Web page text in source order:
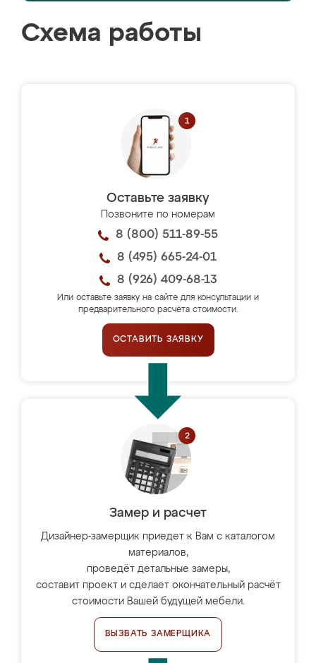
Схема работы
Оставьте заявку
Позвоните по номерам
8 (800) 511-89-55
8 (495) 665-24-01
8 (926) 409-68-13
Или оставьте заявку на сайте для консультации и
предварительного расчёта стоимости.
ОСТАВИТЬ ЗАЯВКУ
Замер и расчет
Дизайнер-замерщик приедет к Вам с каталогом
материалов,
проведёт детальные замеры,
составит проект и сделает окончательный расчёт
стоимости Вашей будущей мебели.
ВЫЗВАТЬ ЗАМЕРЩИКА